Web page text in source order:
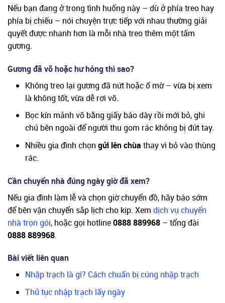
Nếu bạn đang ở trong tình huống này – dù ở phía treo hay
phía bị chiếu – nói chuyện trực tiếp với nhau thường giải
quyết được nhanh hơn là mỗi nhà treo thêm một tấm
gương.
Gương đã vỡ hoặc hư hỏng thì sao?
Không treo lại gương đã nứt hoặc ố mờ – vừa bị xem
là không tốt, vừa dễ rơi vỡ.
Bọc kín mảnh vỡ bằng giấy báo dày rồi mới bỏ, ghi
chú bên ngoài để người thu gom rác không bị đứt tay.
Nhiều gia đình chọn gửi lên chùa thay vì bỏ vào thùng
rác.
Cần chuyển nhà đúng ngày giờ đã xem?
Nếu gia đình làm lễ và chọn giờ chuyển đồ, hãy báo sớm
để bên vận chuyển sắp lịch cho kịp. Xem dịch vụ chuyển
nhà trọn gói, hoặc gọi hotline0888 889968 – tổng đài
0888 889968.
Bài viết liên quan
Nhập trạch là gì? Cách chuẩn bị cúng nhập trạch
Thủ tục nhập trạch lấy ngày